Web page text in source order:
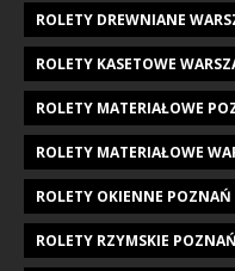
ROLETY DREWNIANE
ROLETY KASETOWE
ROLETY MATERIAŁOWE
ROLETY MATERIAŁOWE
ROLETY OKIENNE POZNAŃ
ROLETY RZYMSKIE POZNAŃ